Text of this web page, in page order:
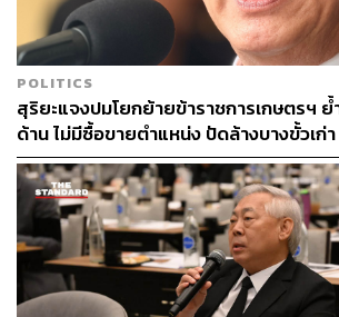
POLITICS
สุริยะแจงปมโยกย้ายข้าราชการเกษตรฯ
ด้าน ไม่มีซื้อขายตำแหน่ง ปัดล้างบางขั้วเก่า